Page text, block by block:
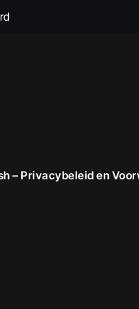
de Werkvloer
– Privacybeleid en